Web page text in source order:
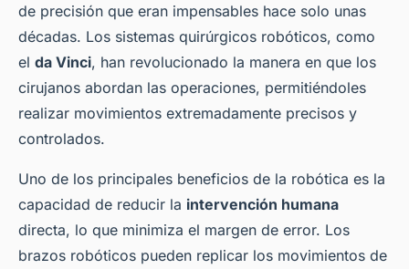
de precisión que eran impensables hace solo unas
décadas. Los sistemas quirúrgicos robóticos, como
el da Vinci, han revolucionado la manera en que los
cirujanos abordan las operaciones, permitiéndoles
realizar movimientos extremadamente precisos y
controlados.
Uno de los principales beneficios de la robótica es la
capacidad de reducir la intervención humana
directa, lo que minimiza el margen de error. Los
brazos robóticos pueden replicar los movimientos de